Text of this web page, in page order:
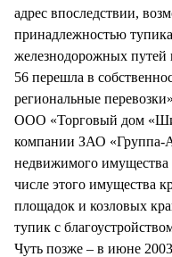
адрес впоследствии,
принадлежностью
железнодорожных
56 перешла в
региональные
ООО «Торговый дом
компании ЗАО «Группа-
недвижимого
числе этого имущества
площадок и козловых
тупик с
Чуть позже – в июне